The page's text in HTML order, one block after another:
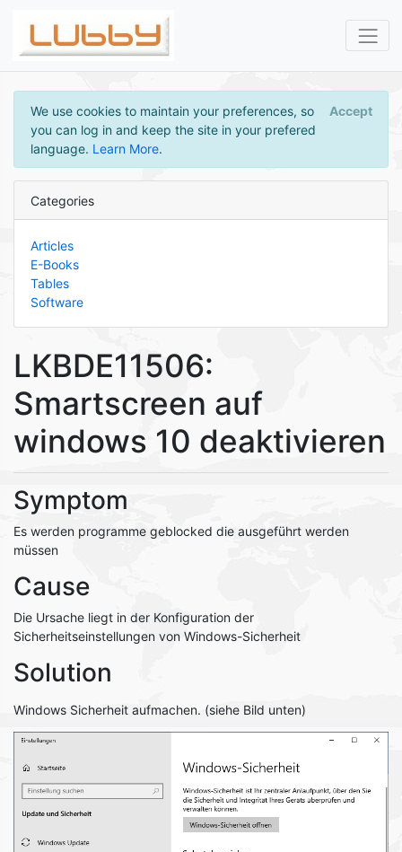
We use cookies to maintain your preferences, so
you can log in and keep the site in your prefered
language. Learn More.
Accept
Categories
Articles
E-Books
Tables
Software
LKBDE11506:
Smartscreen auf
windows 10 deaktivieren
Symptom
Es werden programme geblocked die ausgeführt werden
müssen
Cause
Die Ursache liegt in der Konfiguration der
Sicherheitseinstellungen von Windows-Sicherheit
Solution
Windows Sicherheit aufmachen. (siehe Bild unten)